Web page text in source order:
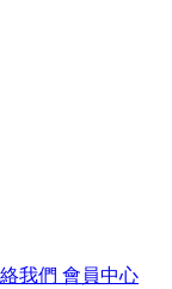
我們 會員中心